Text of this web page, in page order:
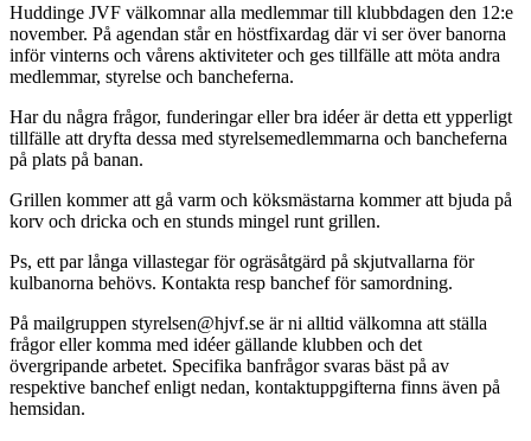
Huddinge JVF välkomnar alla medlemmar till klubbdagen den 12:e
november. På agendan står en höstfixardag där vi ser över banorna
inför vinterns och vårens aktiviteter och ges tillfälle att möta andra
medlemmar, styrelse och bancheferna.
Har du några frågor, funderingar eller bra idéer är detta ett ypperligt
tillfälle att dryfta dessa med styrelsemedlemmarna och bancheferna
på plats på banan.
Grillen kommer att gå varm och köksmästarna kommer att bjuda på
korv och dricka och en stunds mingel runt grillen.
Ps, ett par långa villastegar för ogräsåtgärd på skjutvallarna för
kulbanorna behövs. Kontakta resp banchef för samordning.
På mailgruppen styrelsen@hjvf.se är ni alltid välkomna att ställa
frågor eller komma med idéer gällande klubben och det
övergripande arbetet. Specifika banfrågor svaras bäst på av
respektive banchef enligt nedan, kontaktuppgifterna finns även på
hemsidan.